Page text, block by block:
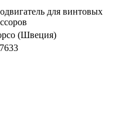
для винтовых
(Швеция)